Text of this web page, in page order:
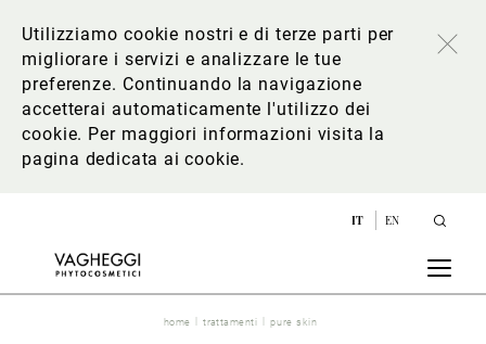
Utilizziamo cookie nostri e di terze parti per
migliorare i servizi e analizzare le tue
preferenze. Continuando la navigazione
accetterai automaticamente l'utilizzo dei
cookie. Per maggiori informazioni visita la
pagina dedicata ai cookie.
IT EN
home trattamenti pure skin